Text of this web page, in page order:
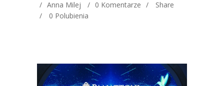
Anna Milej
0 Komentarze
Share
0 Polubienia